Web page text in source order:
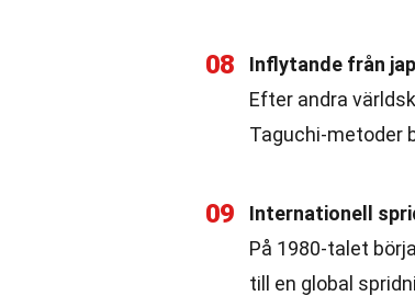
08
Inflytande från
Efter andra
Taguchi-metoder
09
Internationell
På 1980-talet
till en global